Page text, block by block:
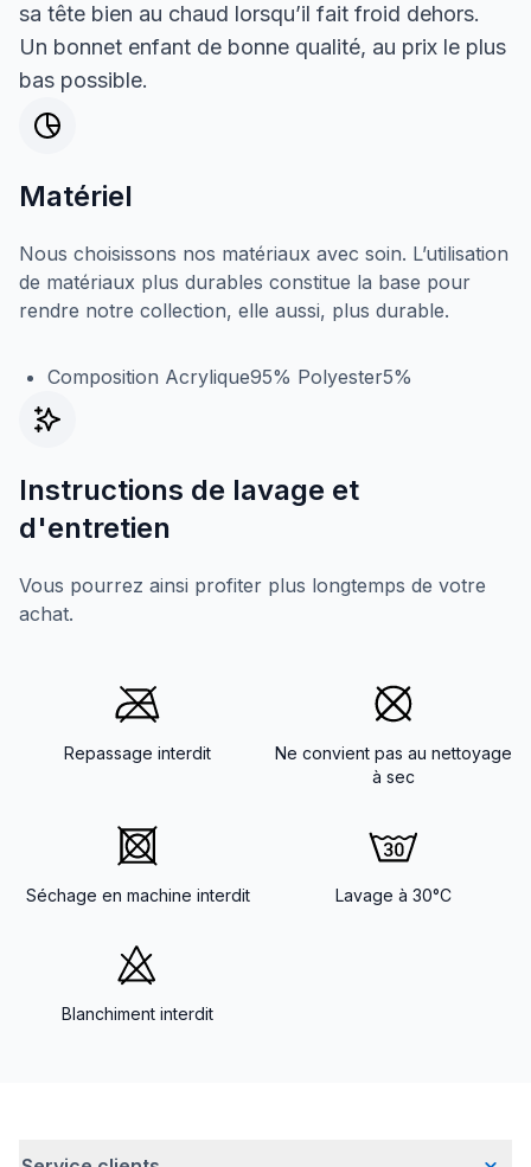
sa tête bien au chaud lorsqu’il fait froid dehors.
Un bonnet enfant de bonne qualité, au prix le plus
bas possible.
Matériel
Nous choisissons nos matériaux avec soin. L’utilisation
de matériaux plus durables constitue la base pour
rendre notre collection, elle aussi, plus durable.
Composition Acrylique95% Polyester5%
Instructions de lavage et
d'entretien
Vous pourrez ainsi profiter plus longtemps de votre
achat.
Repassage interdit
Ne convient pas au nettoyage
à sec
Séchage en machine interdit Lavage à 30°C
Blanchiment interdit